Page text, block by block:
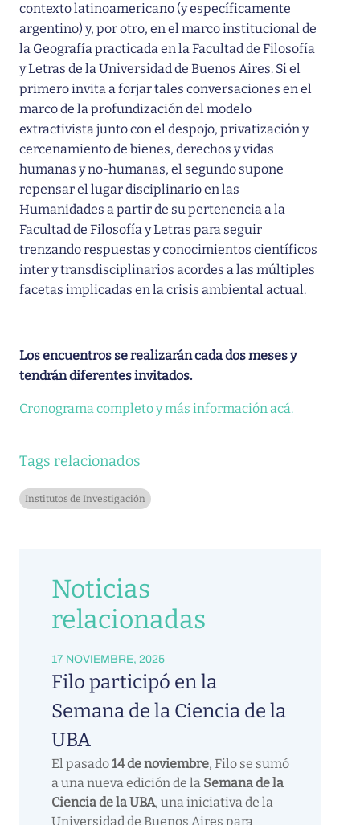
contexto latinoamericano (y específicamente
argentino) y, por otro, en el marco institucional de
la Geografía practicada en la Facultad de Filosofía
y Letras de la Universidad de Buenos Aires. Si el
primero invita a forjar tales conversaciones en el
marco de la profundización del modelo
extractivista junto con el despojo, privatización y
cercenamiento de bienes, derechos y vidas
humanas y no-humanas, el segundo supone
repensar el lugar disciplinario en las
Humanidades a partir de su pertenencia a la
Facultad de Filosofía y Letras para seguir
trenzando respuestas y conocimientos científicos
inter y transdisciplinarios acordes a las múltiples
facetas implicadas en la crisis ambiental actual.
Los encuentros se realizarán cada dos meses y
tendrán diferentes invitados.
Cronograma completo y más información acá.
Tags relacionados
Institutos de Investigación
Noticias
relacionadas
17 NOVIEMBRE, 2025
Filo participó en la
Semana de la Ciencia de la
UBA
El pasado14 de noviembre, Filo se sumó
a una nueva edición de la Semana de la
Ciencia de la UBA, una iniciativa de la
Universidad de Buenos Aires para